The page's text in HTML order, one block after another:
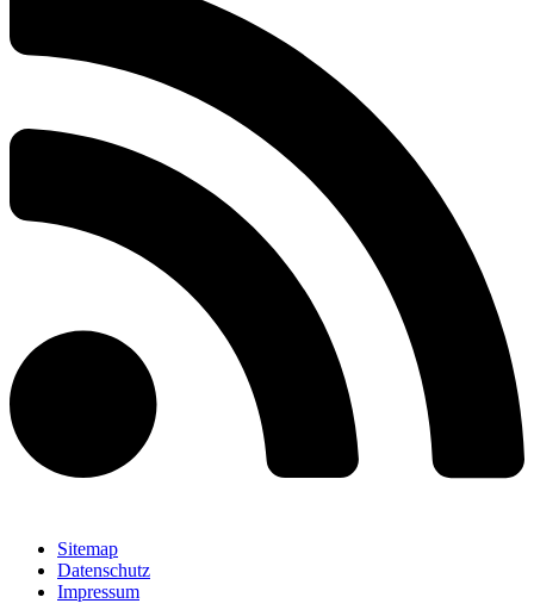
Sitemap
Datenschutz
Impressum